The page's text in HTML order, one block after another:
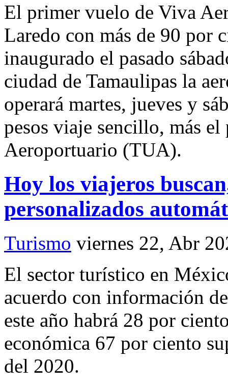
El primer vuelo de Viva
Laredo con más de 90 por
inaugurado el pasado
ciudad de Tamaulipas la
operará martes, jueves y
pesos viaje sencillo, más
Aeroportuario (TUA).
Hoy los viajeros
personalizados
Turismo viernes 22, Abr
El sector turístico en
acuerdo con información
este año habrá 28 por
económica 67 por ciento
del 2020.